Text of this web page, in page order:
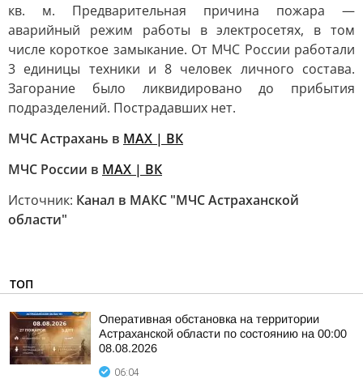
кв. м. Предварительная причина пожара —
аварийный режим работы в электросетях, в том
числе короткое замыкание. От МЧС России работали
3 единицы техники и 8 человек личного состава.
Загорание было ликвидировано до прибытия
подразделений. Пострадавших нет.
МЧС Астрахань в MAX | ВК
МЧС России в MAX | ВК
Источник: Канал в МАКС "МЧС Астраханской
области"
ТОП
Оперативная обстановка на территории
Астраханской области по состоянию на 00:00
08.08.2026
06:04